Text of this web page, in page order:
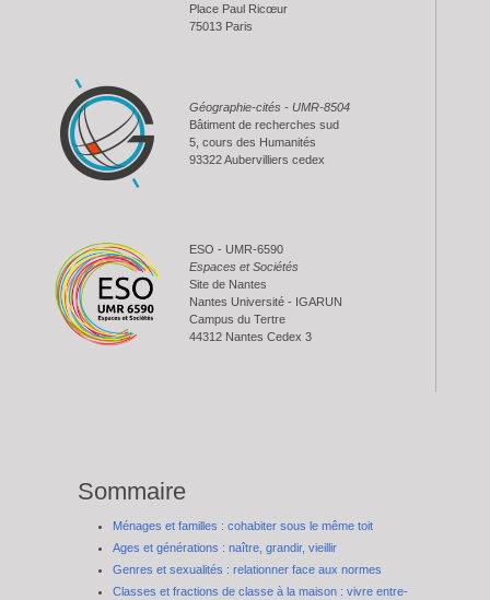
Place Paul Ricœur
75013 Paris
Géographie-cités - UMR-8504
Bâtiment de recherches sud
5, cours des Humanités
93322 Aubervilliers cedex
ESO - UMR-6590
Espaces et Sociétés
Site de Nantes
Nantes Université - IGARUN
Campus du Tertre
44312 Nantes Cedex 3
Sommaire
Ménages et familles : cohabiter sous le même toit
Ages et générations : naître, grandir, vieillir
Genres et sexualités : relationner face aux normes
Classes et fractions de classe à la maison : vivre entre-